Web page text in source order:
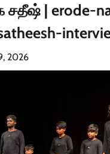
| erode-
2026